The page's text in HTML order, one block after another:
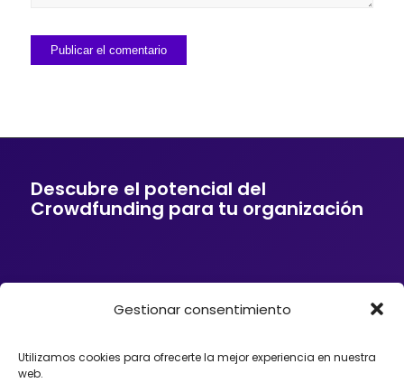
Gestionar consentimiento
Utilizamos cookies para ofrecerte la mejor experiencia en nuestra
web.
Descubre el potencial del
Crowdfunding para tu organización
Si tu empresa o entidad quiere ofrecer a sus
fundraising, podemos ayudarte. Trabajamos con
organizaciones que desean incorporar el